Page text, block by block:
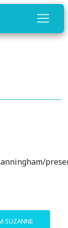
SUZANNE